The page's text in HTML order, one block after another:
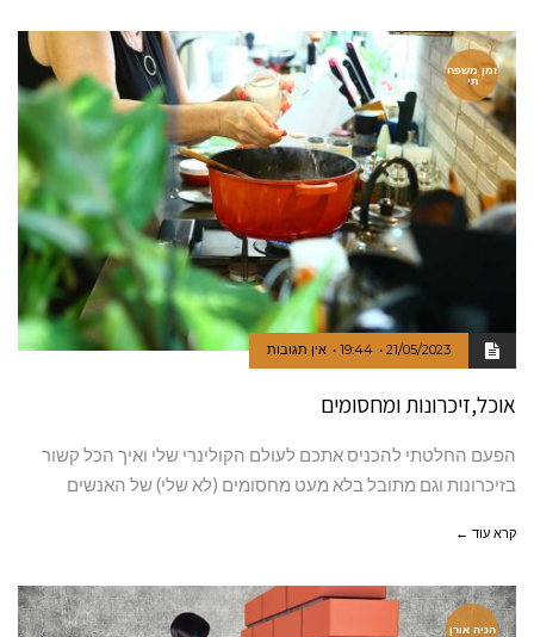
זמן משפח
תי
21/05/2023
19:44 אין תגובות
אוכל,זיכרונות ומחסומים
הפעם החלטתי להכניס אתכם לעולם הקולינרי שלי ואיך הכל קשור
בזיכרונות וגם מתובל בלא מעט מחסומים (לא שלי) של האנשים
קרא עוד ←
הניה אורן